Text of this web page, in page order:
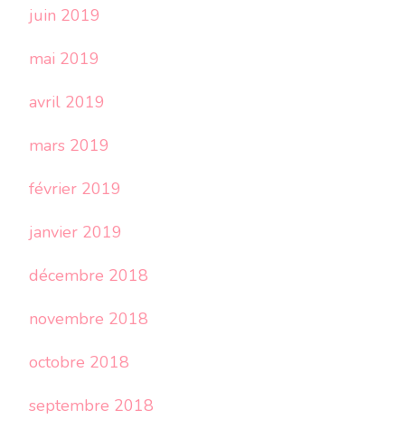
juin 2019
mai 2019
avril 2019
mars 2019
février 2019
janvier 2019
décembre 2018
novembre 2018
octobre 2018
septembre 2018